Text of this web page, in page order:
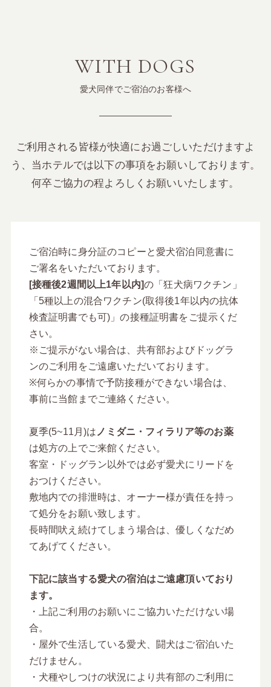
WITH DOGS
愛犬同伴でご宿泊のお客様へ
ご利用される皆様が快適にお過ごしいただけますよ
う、当ホテルでは以下の事項をお願いしております。
何卒ご協力の程よろしくお願いいたします。
ご宿泊時に身分証のコピーと愛犬宿泊同意書に
ご署名をいただいております。
[接種後2週間以上1年以内]の「狂犬病ワクチン」
「5種以上の混合ワクチン(取得後1年以内の抗体
検査証明書でも可)」の接種証明書をご提示くだ
さい。
※ご提示がない場合は、共有部およびドッグラ
ンのご利用をご遠慮いただいております。
※何らかの事情で予防接種ができない場合は、
事前に当館までご連絡ください。
夏季(5~11月)は ノミダニ・フィラリア等のお薬
は処方の上でご来館ください。
客室・ドッグラン以外では必ず愛犬にリードを
おつけください。
敷地内での排泄時は、オーナー様が責任を持っ
て処分をお願い致します。
長時間吠え続けてしまう場合は、優しくなだめ
てあげてください。
下記に該当する愛犬の宿泊はご遠慮頂いており
ます。
・上記ご利用のお願いにご協力いただけない場
合。
・屋外で生活している愛犬、闘犬はご宿泊いた
だけません。
・犬種やしつけの状況により共有部のご利用に